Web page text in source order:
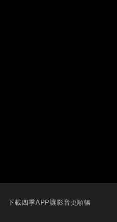
下載四季APP讓影音更順暢